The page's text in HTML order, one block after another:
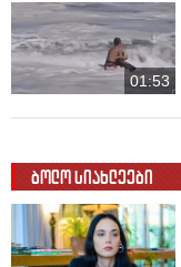
01:53
ბოლო სიახლეები